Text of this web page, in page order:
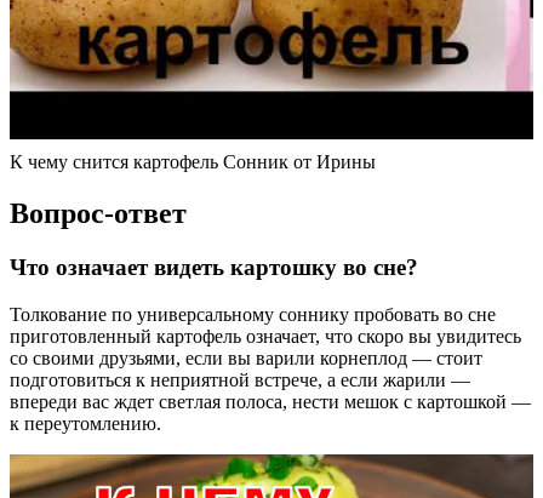
К чему снится картофель Сонник от Ирины
Вопрос-ответ
Что означает видеть картошку во сне?
Толкование по универсальному соннику пробовать во сне
приготовленный картофель означает, что скоро вы увидитесь
со своими друзьями, если вы варили корнеплод — стоит
подготовиться к неприятной встрече, а если жарили —
впереди вас ждет светлая полоса, нести мешок с картошкой —
к переутомлению.